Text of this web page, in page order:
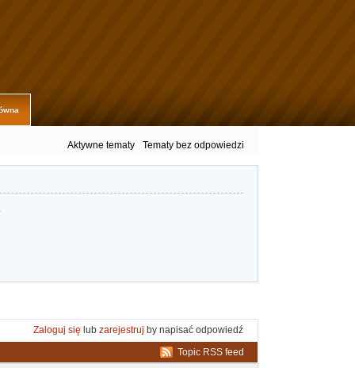
Aktywne tematy Tematy bez odpowiedzi
Zaloguj się lub zarejestruj by napisać odpowiedź
Topic RSS feed